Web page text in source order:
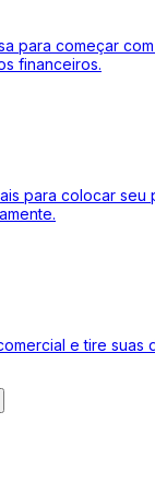
para começar com
financeiros.
para colocar seu
e tire suas